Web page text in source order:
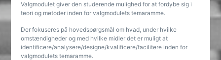
Valgmodulet giver den studerende mulighed for at fordybe sig i
teori og metoder inden for valgmodulets temaramme.
Der fokuseres på hovedspørgsmål om hvad, under hvilke
omstændigheder og med hvilke midler det er muligt at
identificere/analysere/designe/kvalificere/facilitere inden for
valgmodulets temaramme.